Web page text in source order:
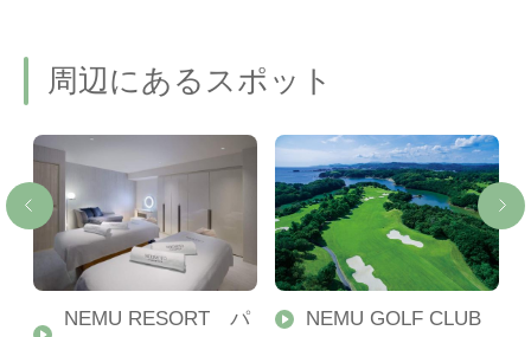
周辺にあるスポット
NEMU RESORT パ
NEMU GOLF CLUB